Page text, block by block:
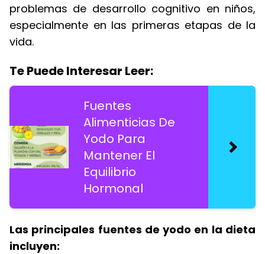
problemas de desarrollo cognitivo en niños,
especialmente en las primeras etapas de la
vida.
Te Puede Interesar Leer:
Fuentes
Alimenticias De
Yodo Para
Mantener El
Equilibrio
Hormonal
Las principales fuentes de yodo en la dieta
incluyen: